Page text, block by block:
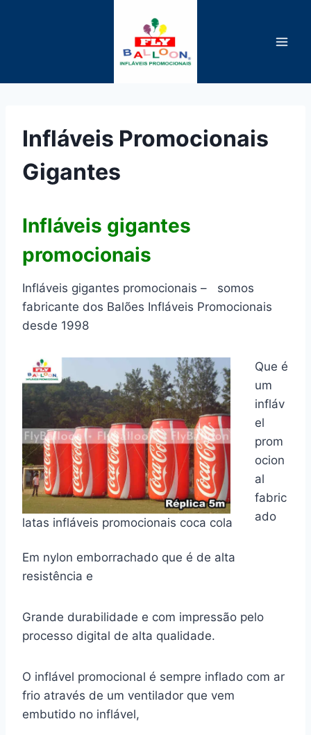
Infláveis Promocionais
Gigantes
Infláveis gigantes
promocionais
Infláveis gigantes promocionais – somos
fabricante dos Balões Infláveis Promocionais
desde 1998
latas infláveis promocionais coca cola
Que é
um
infláv
el
prom
ocion
al
fabric
ado
Em nylon emborrachado que é de alta
resistência e
Grande durabilidade e com impressão pelo
processo digital de alta qualidade.
O inflável promocional é sempre inflado com ar
frio através de um ventilador que vem
embutido no inflável,